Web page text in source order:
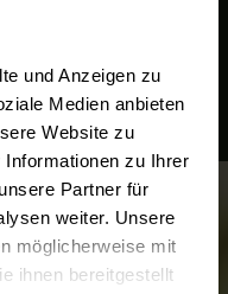
und Anzeigen zu
Medien anbieten
Website zu
zu Ihrer
Partner für
weiter. Unsere
möglicherweise mit
ihnen bereitgestellt